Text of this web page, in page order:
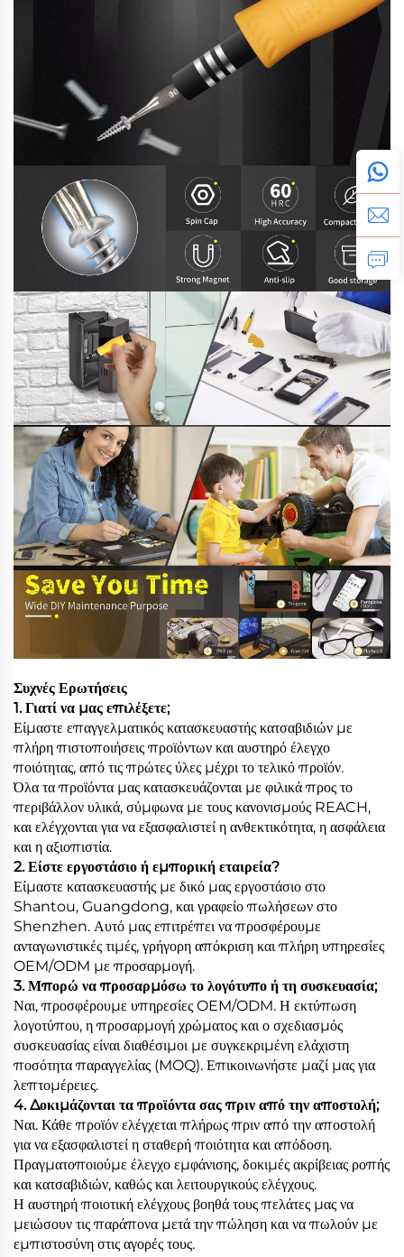
Συχνές Ερωτήσεις
1. Γιατί να μας επιλέξετε;
Είμαστε επαγγελματικός κατασκευαστής κατσαβιδιών με
πλήρη πιστοποιήσεις προϊόντων και αυστηρό έλεγχο
ποιότητας, από τις πρώτες ύλες μέχρι το τελικό προϊόν.
Όλα τα προϊόντα μας κατασκευάζονται με φιλικά προς το
περιβάλλον υλικά, σύμφωνα με τους κανονισμούς REACH,
και ελέγχονται για να εξασφαλιστεί η ανθεκτικότητα, η ασφάλεια
και η αξιοπιστία.
2. Είστε εργοστάσιο ή εμπορική εταιρεία?
Είμαστε κατασκευαστής με δικό μας εργοστάσιο στο
Shantou, Guangdong, και γραφείο πωλήσεων στο
Shenzhen. Αυτό μας επιτρέπει να προσφέρουμε
ανταγωνιστικές τιμές, γρήγορη απόκριση και πλήρη υπηρεσίες
OEM/ODM με προσαρμογή.
3. Μπορώ να προσαρμόσω το λογότυπο ή τη συσκευασία;
Ναι, προσφέρουμε υπηρεσίες OEM/ODM. Η εκτύπωση
λογοτύπου, η προσαρμογή χρώματος και ο σχεδιασμός
συσκευασίας είναι διαθέσιμοι με συγκεκριμένη ελάχιστη
ποσότητα παραγγελίας (MOQ). Επικοινωνήστε μαζί μας για
λεπτομέρειες.
4. Δοκιμάζονται τα προϊόντα σας πριν από την αποστολή;
Ναι. Κάθε προϊόν ελέγχεται πλήρως πριν από την αποστολή
για να εξασφαλιστεί η σταθερή ποιότητα και απόδοση.
Πραγματοποιούμε έλεγχο εμφάνισης, δοκιμές ακρίβειας ροπής
και κατσαβιδιών, καθώς και λειτουργικούς ελέγχους.
Η αυστηρή ποιοτική ελέγχους βοηθά τους πελάτες μας να
μειώσουν τις παράπονα μετά την πώληση και να πωλούν με
εμπιστοσύνη στις αγορές τους.